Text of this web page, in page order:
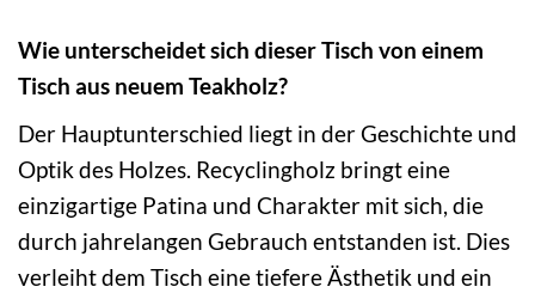
Wie unterscheidet sich dieser Tisch von einem
Tisch aus neuem Teakholz?
Der Hauptunterschied liegt in der Geschichte und
Optik des Holzes. Recyclingholz bringt eine
einzigartige Patina und Charakter mit sich, die
durch jahrelangen Gebrauch entstanden ist. Dies
verleiht dem Tisch eine tiefere Ästhetik und ein